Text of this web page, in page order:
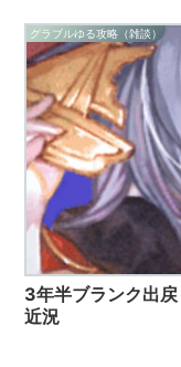
グラブルゆる攻略（雑談）
3年半ブランク出
近況